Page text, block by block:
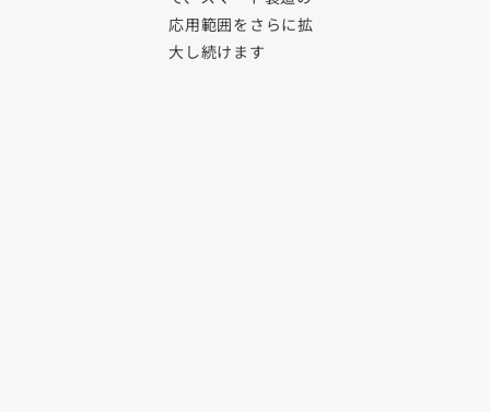
応用範囲をさらに拡
大し続けます